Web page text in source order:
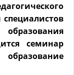
специалистов
семинар
образование